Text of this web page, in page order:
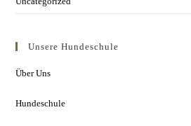
Unsere Hundeschule
Über Uns
Hundeschule